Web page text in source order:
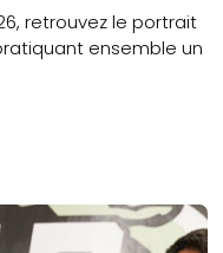
retrouvez le portrait
ensemble un